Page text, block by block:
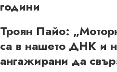
години
Троян Пайо:
са в нашето ДНК и
ангажирани да